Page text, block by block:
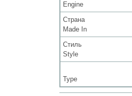
Engine
Страна
Made In
Стиль
Style
Type